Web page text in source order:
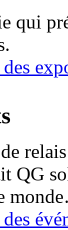
qui
QG